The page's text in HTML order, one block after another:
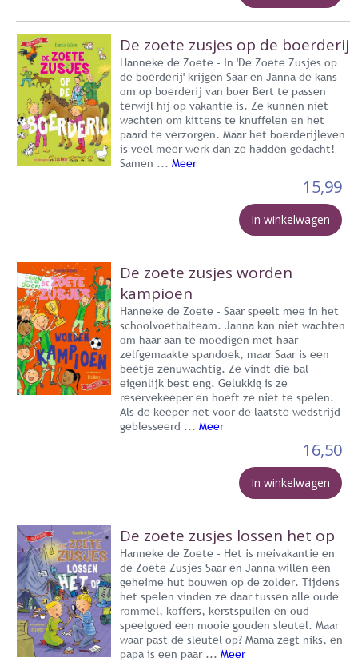
De zoete zusjes op de boerderij
Hanneke de Zoete - In 'De Zoete Zusjes op
de boerderij' krijgen Saar en Janna de kans
om op boerderij van boer Bert te passen
terwijl hij op vakantie is. Ze kunnen niet
wachten om kittens te knuffelen en het
paard te verzorgen. Maar het boerderijleven
is veel meer werk dan ze hadden gedacht!
Samen ... Meer
15,99
In winkelwagen
De zoete zusjes worden
kampioen
Hanneke de Zoete - Saar speelt mee in het
schoolvoetbalteam. Janna kan niet wachten
om haar aan te moedigen met haar
zelfgemaakte spandoek, maar Saar is een
beetje zenuwachtig. Ze vindt die bal
eigenlijk best eng. Gelukkig is ze
reservekeeper en hoeft ze niet te spelen.
Als de keeper net voor de laatste wedstrijd
geblesseerd ... Meer
16,50
In winkelwagen
De zoete zusjes lossen het op
Hanneke de Zoete - Het is meivakantie en
de Zoete Zusjes Saar en Janna willen een
geheime hut bouwen op de zolder. Tijdens
het spelen vinden ze daar tussen alle oude
rommel, koffers, kerstspullen en oud
speelgoed een mooie gouden sleutel. Maar
waar past de sleutel op? Mama zegt niks, en
papa is een paar ... Meer